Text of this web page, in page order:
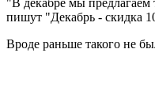
пишут "Декабрь - скидка
Вроде раньше такого не